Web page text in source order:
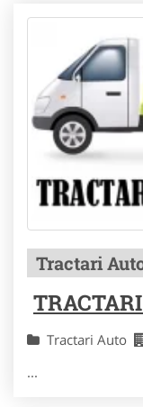
Tractari
Tractari Auto
...